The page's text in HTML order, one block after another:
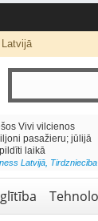
Latvijā
Vivi vilcienos
pasažieru; jūlijā
laikā
Latvijā, Tirdzniecība